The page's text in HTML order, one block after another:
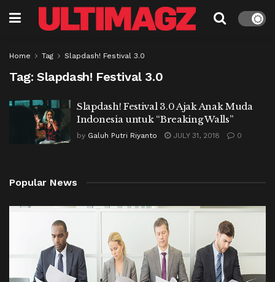
Home Tag Slapdash! Festival 3.0
Tag: Slapdash! Festival 3.0
Slapdash! Festival 3.0 Ajak Anak Muda
Indonesia untuk “Breaking Walls”
by Galuh Putri Riyanto JULY 31, 2018 0
Popular News